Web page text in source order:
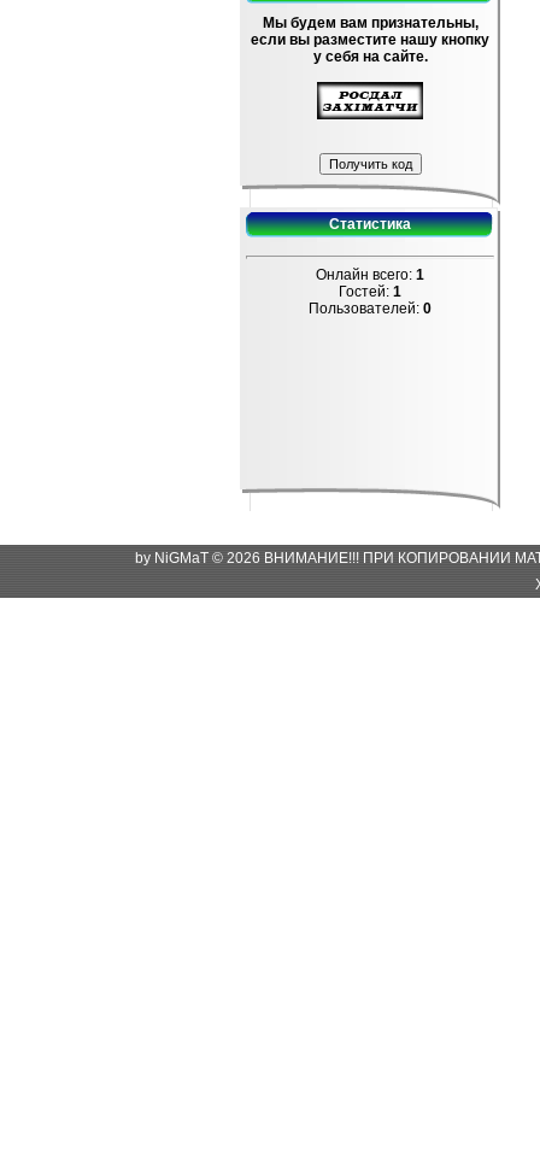
Мы будем вам признательны,
если вы разместите нашу кнопку
у себя на сайте.
Статистика
Онлайн всего: 1
Гостей: 1
Пользователей: 0
by NiGMaT © 2026 ВНИМАНИЕ!!! ПРИ КОПИРОВАНИИ